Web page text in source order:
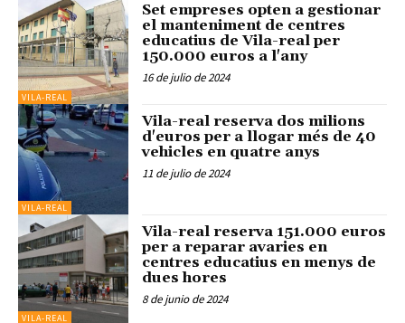
VILA-REAL
Set empreses opten a gestionar
el manteniment de centres
educatius de Vila-real per
150.000 euros a l'any
16 de julio de 2024
VILA-REAL
Vila-real reserva dos milions
d'euros per a llogar més de 40
vehicles en quatre anys
11 de julio de 2024
VILA-REAL
Vila-real reserva 151.000 euros
per a reparar avaries en
centres educatius en menys de
dues hores
8 de junio de 2024